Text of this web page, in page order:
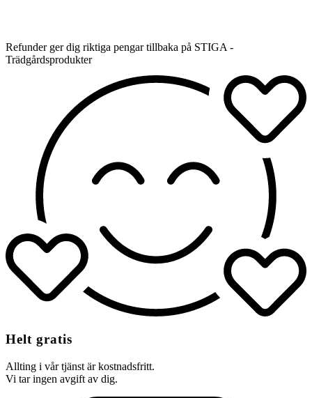
Refunder ger dig riktiga pengar tillbaka på STIGA -
Trädgårdsprodukter
Helt gratis
Allting i vår tjänst är kostnadsfritt.
Vi tar ingen avgift av dig.